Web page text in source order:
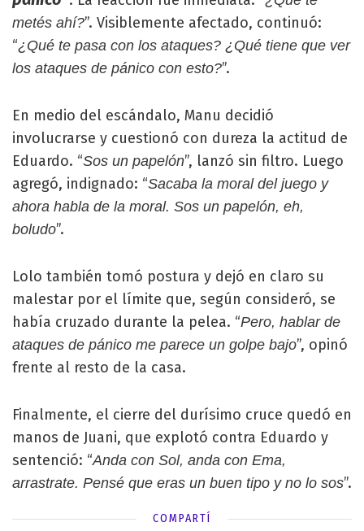
metés ahí?”. Visiblemente afectado, continuó:
“¿Qué te pasa con los ataques? ¿Qué tiene que ver
los ataques de pánico con esto?”.
En medio del escándalo, Manu decidió
involucrarse y cuestionó con dureza la actitud de
Eduardo. “Sos un papelón”, lanzó sin filtro. Luego
agregó, indignado: “Sacaba la moral del juego y
ahora habla de la moral. Sos un papelón, eh,
boludo”.
Lolo también tomó postura y dejó en claro su
malestar por el límite que, según consideró, se
había cruzado durante la pelea. “Pero, hablar de
ataques de pánico me parece un golpe bajo”, opinó
frente al resto de la casa.
Finalmente, el cierre del durísimo cruce quedó en
manos de Juani, que explotó contra Eduardo y
sentenció: “Anda con Sol, anda con Ema,
arrastrate. Pensé que eras un buen tipo y no lo sos”.
COMPARTÍ